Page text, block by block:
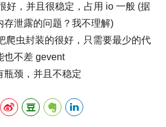
好，并且很稳定，占用 io 一般 (据
存泄露的问题？我不理解)
爬虫封装的很好，只需要最少的代
也不差 gevent
瓶颈，并且不稳定